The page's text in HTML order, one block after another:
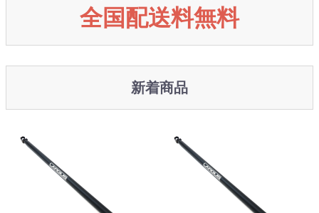
全国配送料無料
新着商品